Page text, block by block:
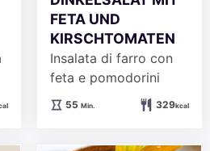
FETA UND
KIRSCHTOMATEN
Insalata di farro con
feta e pomodorini
55Minuten
Min. 329kcal